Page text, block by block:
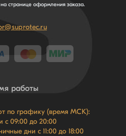
странице оформления заказа.
работы
по графику (время МСК):
с 09:00 до 20:00
дни с 11:00 до 18:00